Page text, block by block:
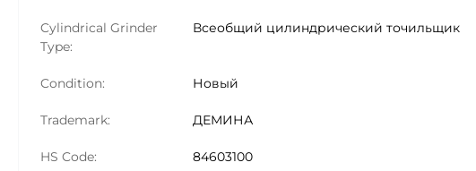
Cylindrical Grinder
Type:
Всеобщий цилиндрический точильщик
Condition: Новый
Trademark: ДЕМИНА
HS Code: 84603100